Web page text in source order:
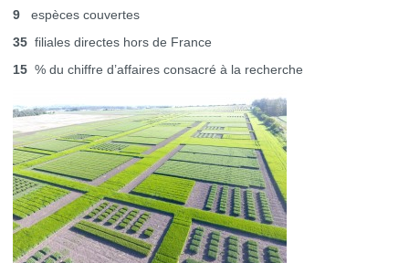
9 espèces couvertes
35 filiales directes hors de France
15 % du chiffre d’affaires consacré à la recherche